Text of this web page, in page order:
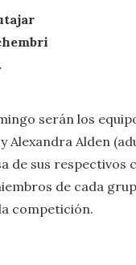
serán los
Alexandra Alden
de sus respectivos
de cada
competición.